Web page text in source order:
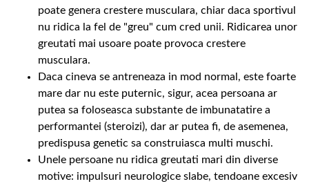
poate genera crestere musculara, chiar daca sportivul
nu ridica la fel de "greu" cum cred unii. Ridicarea unor
greutati mai usoare poate provoca crestere
musculara.
Daca cineva se antreneaza in mod normal, este foarte
mare dar nu este puternic, sigur, acea persoana ar
putea sa foloseasca substante de imbunatatire a
performantei (steroizi), dar ar putea fi, de asemenea,
predispusa genetic sa construiasca multi muschi.
Unele persoane nu ridica greutati mari din diverse
motive: impulsuri neurologice slabe, tendoane excesiv